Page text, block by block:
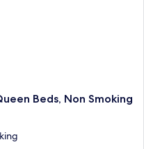
Beds, Non Smoking